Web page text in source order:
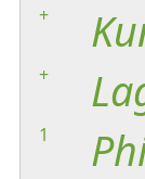
+
+
1